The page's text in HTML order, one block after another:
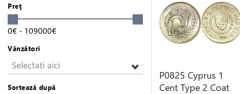
Preţ
0€ - 109000€
Vânzători
Selectați aici
Sortează după
P0825 Cyprus 1
Cent Type 2 Coat